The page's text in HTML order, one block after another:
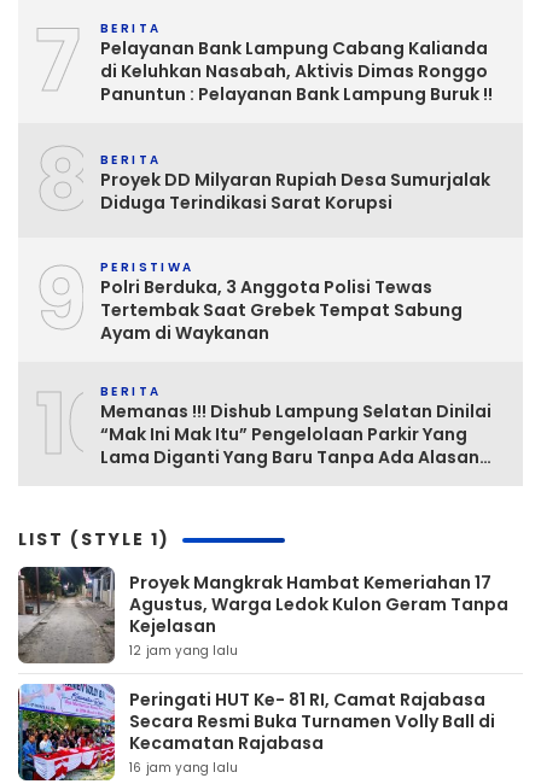
7 BERITA
Pelayanan Bank Lampung Cabang Kalianda
di Keluhkan Nasabah, Aktivis Dimas Ronggo
Panuntun : Pelayanan Bank Lampung Buruk !!
8 BERITA
Proyek DD Milyaran Rupiah Desa Sumurjalak
Diduga Terindikasi Sarat Korupsi
9 PERISTIWA
Polri Berduka, 3 Anggota Polisi Tewas
Tertembak Saat Grebek Tempat Sabung
Ayam di Waykanan
10BERITA
Memanas !!! Dishub Lampung Selatan Dinilai
“Mak Ini Mak Itu” Pengelolaan Parkir Yang
Lama Diganti Yang Baru Tanpa Ada Alasan
LIST (STYLE 1)
‎Proyek Mangkrak Hambat Kemeriahan 17
Agustus, Warga Ledok Kulon Geram Tanpa
Kejelasan
12 jam yang lalu
Peringati HUT Ke- 81 RI, Camat Rajabasa
Secara Resmi Buka Turnamen Volly Ball di
Kecamatan Rajabasa
16 jam yang lalu